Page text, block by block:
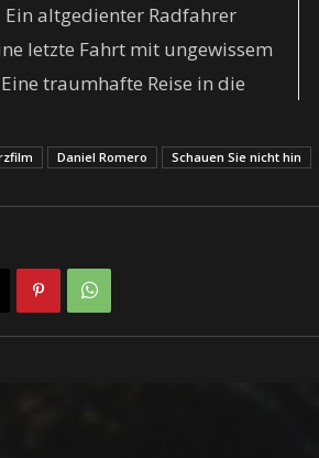
Ein altgedienter Radfahrer
letzte Fahrt mit ungewissem
traumhafte Reise in die
Daniel Romero Schauen Sie nicht hin